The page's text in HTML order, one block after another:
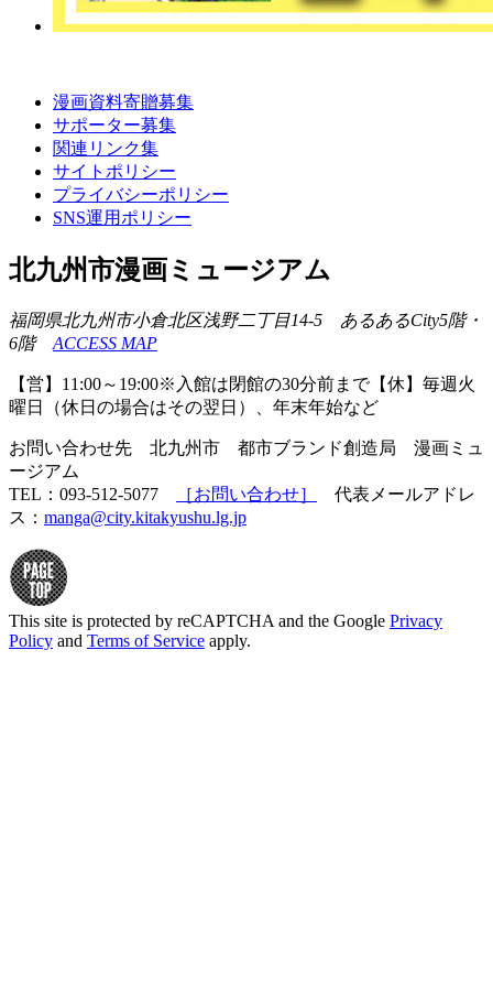
漫画資料寄贈募集
サポーター募集
関連リンク集
サイトポリシー
プライバシーポリシー
SNS運用ポリシー
北九州市漫画ミュージアム
福岡県北九州市小倉北区浅野二丁目14-5 あるあるCity5階・
6階 ACCESS MAP
【営】11:00～19:00※入館は閉館の30分前まで【休】毎週火
曜日（休日の場合はその翌日）、年末年始など
お問い合わせ先 北九州市 都市ブランド創造局 漫画ミュ
ージアム
TEL：093-512-5077
［お問い合わせ］
代表メールアドレ
ス： manga@city.kitakyushu.lg.jp
This site is protected by reCAPTCHA and the Google Privacy
Policy and Terms of Service apply.